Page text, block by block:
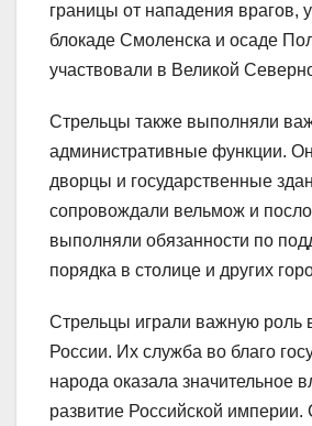
границы от нападения врагов,
блокаде Смоленска и осаде
участвовали в Великой
Стрельцы также выполняли
административные функции.
дворцы и государственные
сопровождали вельмож и
выполняли обязанности по
порядка в столице и других
Стрельцы играли важную роль
России. Их служба во благо
народа оказала значительное
развитие Российской